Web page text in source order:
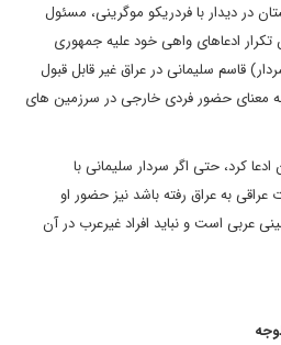
در دیدار با فردریکو موگرینی، مسئول
ادعاهای واهی خود علیه جمهوری
قاسم سلیمانی در عراق غیر قابل قبول
معنای حضور فردی خارجی در سرزمین های
کرد، حتی اگر سردار سلیمانی با
به عراق رفته باشد نیز حضور او
عربی است و نباید افراد غیرعرب در آن